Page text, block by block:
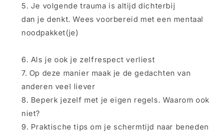
Je volgende trauma is altijd dichterbij
dan je denkt. Wees voorbereid met een mentaal
noodpakket(je)
Als je ook je zelfrespect verliest
Op deze manier maak je de gedachten van
anderen veel liever
Beperk jezelf met je eigen regels. Waarom ook
niet?
Praktische tips om je schermtijd naar beneden